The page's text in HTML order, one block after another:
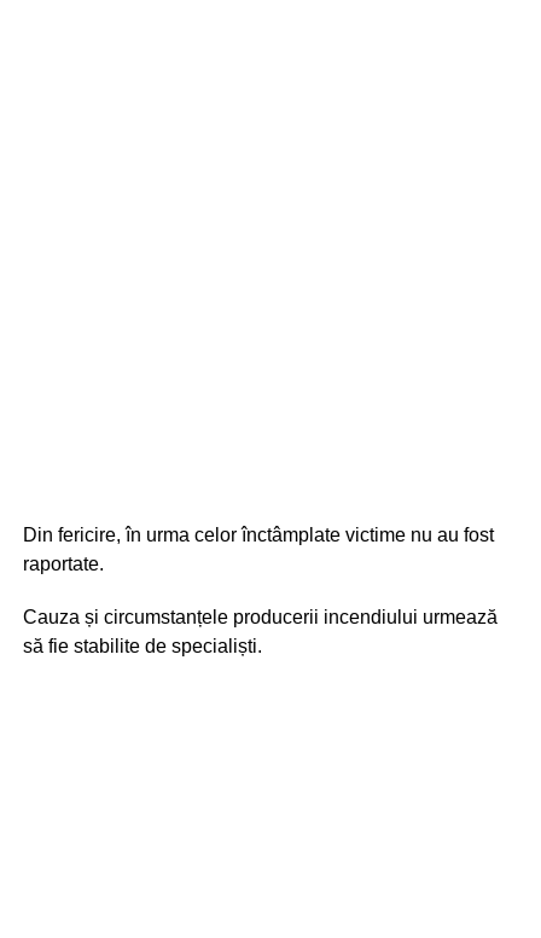
Din fericire, în urma celor înctâmplate victime nu au fost
raportate.
Cauza și circumstanțele producerii incendiului urmează
să fie stabilite de specialiști.